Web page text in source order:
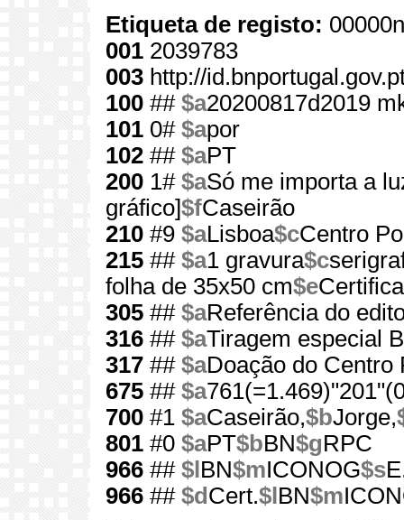
Etiqueta de registo:
001 2039783
003 http://
100 ## $a20200817d2019
101 0# $apor
102 ## $aPT
200 1# $aSó me importa a
gráfico]$fCaseirão
210 #9 $aLisboa$cCentro
215 ## $a1 gravura$c
folha de 35x50 cm$e
305 ## $aReferência do
316 ## $aTiragem especial
317 ## $aDoação do Centro
675 ## $a
700 #1 $aCaseirão,$bJorge,
801 #0 $aPT$bBN$gRPC
966 ## $l BN$mICONOG$s
966 ## $d Cert.$l BN$m